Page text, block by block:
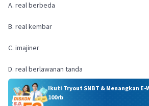
A. real berbeda
B. real kembar
C. imajiner
D. real berlawanan tanda
Ikuti Tryout SNBT & Menangkan E-
100rb